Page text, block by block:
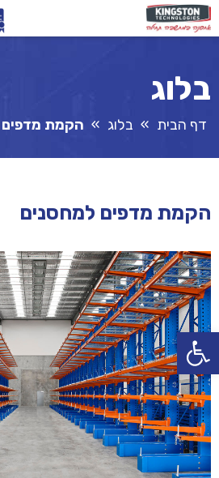
פתח סרגל נגישות
בלוג
דף הבית » בלוג » הקמת מדפים
הקמת מדפים למחסנים